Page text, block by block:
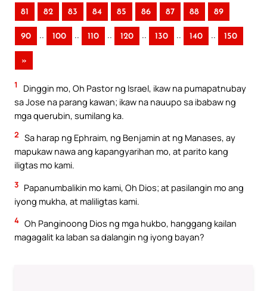
81 82 83 84 85 86 87 88 89
90 .. 100 .. 110 .. 120 .. 130 .. 140 .. 150
»
1
Dinggin mo, Oh Pastor ng Israel, ikaw na pumapatnubay
sa Jose na parang kawan; ikaw na nauupo sa ibabaw ng
mga querubin, sumilang ka.
2 Sa harap ng Ephraim, ng Benjamin at ng Manases, ay
mapukaw nawa ang kapangyarihan mo, at parito kang
iligtas mo kami.
3 Papanumbalikin mo kami, Oh Dios; at pasilangin mo ang
iyong mukha, at maliligtas kami.
4 Oh Panginoong Dios ng mga hukbo, hanggang kailan
magagalit ka laban sa dalangin ng iyong bayan?